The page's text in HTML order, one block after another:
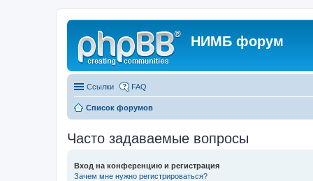
НИМБ форум
Ссылки FAQ
Список форумов
Часто задаваемые вопросы
Вход на конференцию и регистрация
Зачем мне нужно регистрироваться?